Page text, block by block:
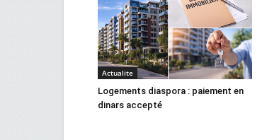
Actualite
Logements diaspora : paiement en
dinars accepté